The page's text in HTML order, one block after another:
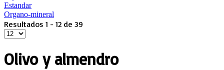
Estandar
Organo-mineral
Resultados 1 - 12 de 39
Olivo y almendro